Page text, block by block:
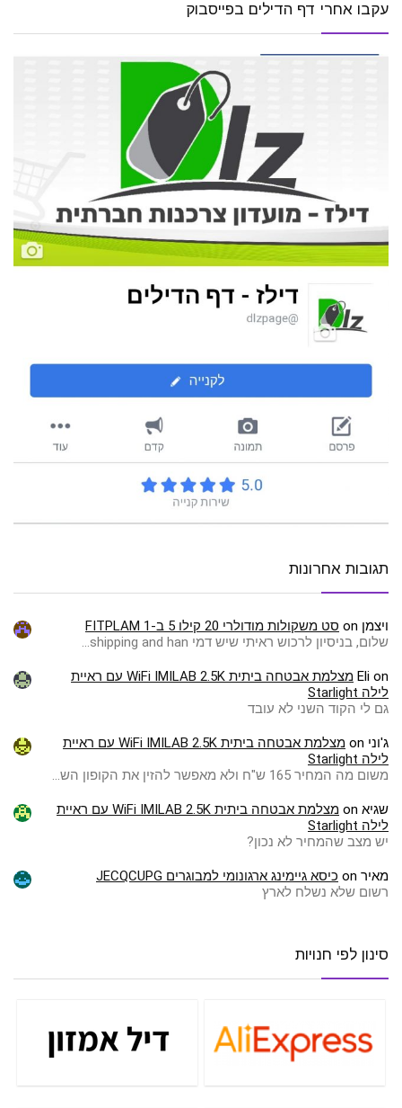
עקבו אחרי דף הדילים בפייסבוק
תגובות אחרונות
ויצמן on סט משקולות מודולרי 20 קילו 5 ב-1 FITPLAM
שלום, בניסיון לרכוש ראיתי שיש דמי shipping and han…
Eli on
מצלמת אבטחה ביתית WiFi IMILAB 2.5K עם ראיית
לילה Starlight
גם לי הקוד השני לא עובד
ג'וני on
מצלמת אבטחה ביתית WiFi IMILAB 2.5K עם ראיית
לילה Starlight
משום מה המחיר 165 ש"ח ולא מאפשר להזין את הקופון הש…
שגיא on
מצלמת אבטחה ביתית WiFi IMILAB 2.5K עם ראיית
לילה Starlight
יש מצב שהמחיר לא נכון?
מאיר on כיסא גיימינג ארגונומי למבוגרים JECQCUPG
רשום שלא נשלח לארץ
סינון לפי חנויות